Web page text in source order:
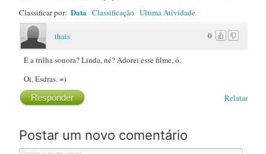
Classificar por: Data Classificação Última Atividade
0
thais
E a trilha sonora? Linda, né? Adorei esse filme, ó.
Oi, Esdras. =)
Relatar
Responder
Postar um novo comentário